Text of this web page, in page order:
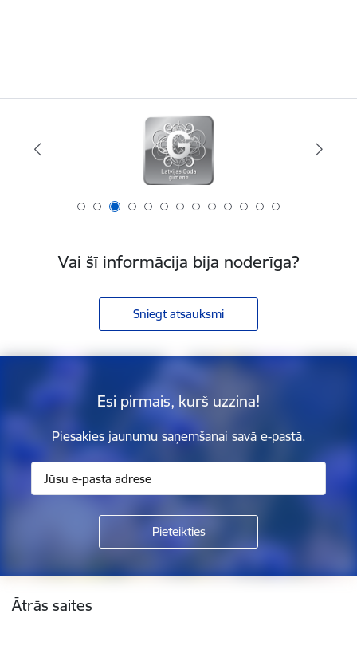
Vai šī informācija bija noderīga?
Sniegt atsauksmi
Esi pirmais, kurš uzzina!
Piesakies jaunumu saņemšanai savā e-pastā.
Kājene
Ātrās saites